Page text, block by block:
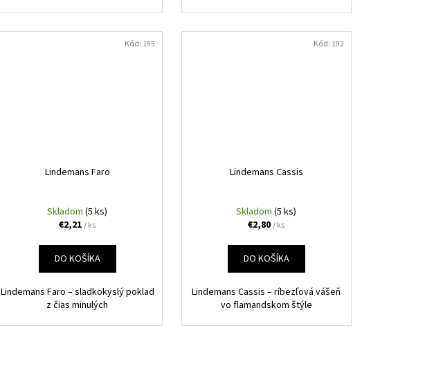
Lindemans Faro
Skladom(5 ks)
€2,21/ ks
DO KOŠÍKA
Lindemans Faro – sladkokyslý poklad
z čias minulých
Kód: 195
Lindemans Cassis
Skladom(5 ks)
€2,80/ ks
DO KOŠÍKA
Lindemans Cassis – ríbezľová vášeň
vo flamandskom štýle
Kód: 192